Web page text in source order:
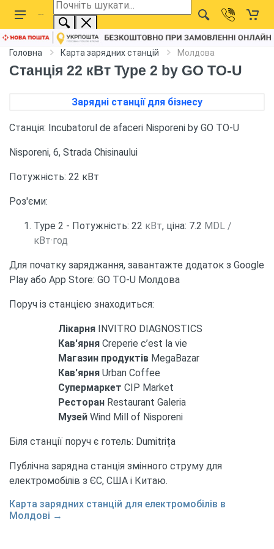
Головна Карта зарядних станцій Молдова
Станція 22 кВт Type 2 by GO TO-U
Зарядні станції для бізнесу
Станція: Incubatorul de afaceri Nisporeni by GO TO-U
Nisporeni, 6, Strada Chisinaului
Потужність: 22 кВт
Роз'єми:
Type 2 - Потужність: 22 кВт, ціна: 7.2 MDL /
кВт·год
Для початку заряджання, завантажте додаток з Google
Play або App Store: GO TO-U Молдова
Поруч із станцією знаходиться:
Лікарня INVITRO DIAGNOSTICS
Кав'ярня Creperie c’est la vie
Магазин продуктів MegaBazar
Кав'ярня Urban Coffee
Супермаркет CIP Market
Ресторан Restaurant Galeria
Музей Wind Mill of Nisporeni
Біля станції поруч є готель: Dumitrița
Публічна зарядна станція змінного струму для
електромобілів з ЄС, США і Китаю.
Карта зарядних станцій для електромобілів в
Молдові →